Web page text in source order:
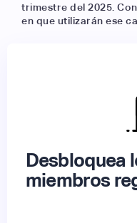
trimestre del 2025.
en que utilizarán ese
Desbloquea
miembros